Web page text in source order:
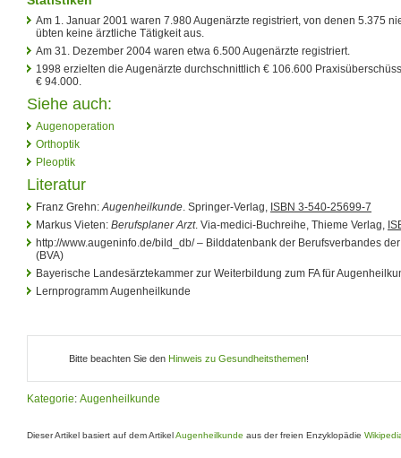
Am 1. Januar 2001 waren 7.980 Augenärzte registriert, von denen 5.375
übten keine ärztliche Tätigkeit aus.
Am 31. Dezember 2004 waren etwa 6.500 Augenärzte registriert.
1998 erzielten die Augenärzte durchschnittlich € 106.600
€ 94.000.
Siehe auch:
Augenoperation
Orthoptik
Pleoptik
Literatur
Franz Grehn:Augenheilkunde. Springer-Verlag, ISBN 3-540-25699-7
Markus Vieten: Berufsplaner Arzt. Via-medici-Buchreihe, Thieme Verlag,
http://www.augeninfo.de/bild_db/ – Bilddatenbank der Berufsverbandes
(BVA)
Bayerische Landesärztekammer zur Weiterbildung zum FA für
Lernprogramm Augenheilkunde
Bitte beachten Sie den Hinweis zu Gesundheitsthemen!
Kategorie: Augenheilkunde
Dieser Artikel basiert auf dem ArtikelAugenheilkunde aus der freien Enzyklopädie